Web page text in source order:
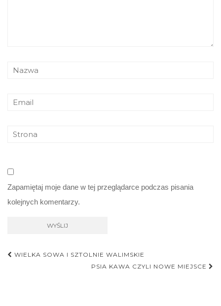
Zapamiętaj moje dane w tej przeglądarce podczas pisania
kolejnych komentarzy.
Nawigacja
WIELKA SOWA I SZTOLNIE WALIMSKIE
PSIA KAWA CZYLI NOWE MIEJSCE